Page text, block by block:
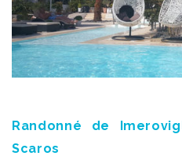
Randonné de
Scaros